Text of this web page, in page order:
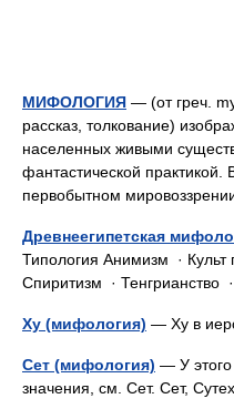
МИФОЛОГИЯ — (от греч.
рассказ, толкование)
населенных живыми
фантастической
первобытном
Древнеегипетская
Типология Анимизм ·
Спиритизм ·
Ху (мифология) — Ху в
Сет (мифология) — У этого
значения, см. Сет. Сет,